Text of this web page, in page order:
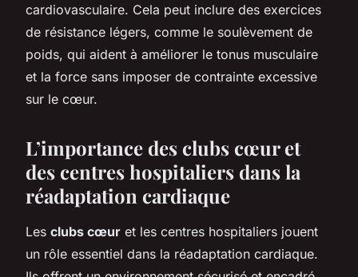
cardiovasculaire. Cela peut inclure des exercices
de résistance légers, comme le soulèvement de
poids, qui aident à améliorer le tonus musculaire
et la force sans imposer de contrainte excessive
sur le cœur.
L’importance des clubs cœur et
des centres hospitaliers dans la
réadaptation cardiaque
Les clubs cœur et les centres hospitaliers jouent
un rôle essentiel dans la réadaptation cardiaque.